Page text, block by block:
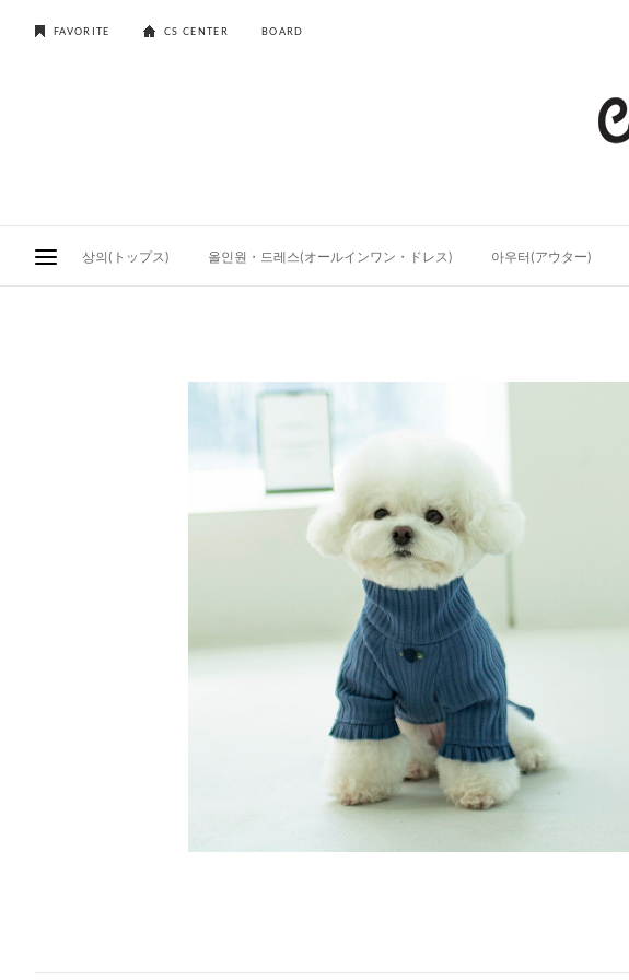
FAVORITE CS CENTER BOARD
상의(トップス) 올인원・드레스(オールインワン・ドレス) 아우터(アウター)